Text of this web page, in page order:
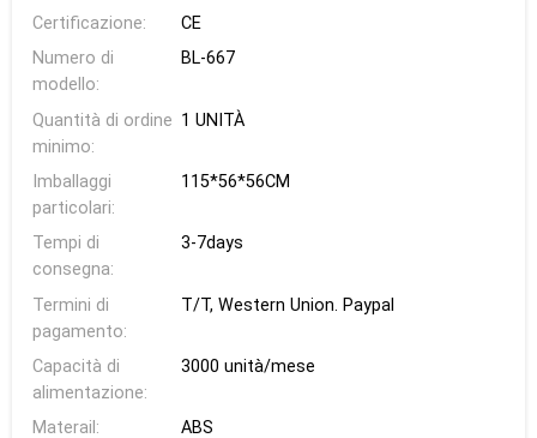
Certificazione:
CE
Numero di
modello:
BL-667
Quantità di ordine
minimo:
1 UNITÀ
Imballaggi
particolari:
115*56*56CM
Tempi di
consegna:
3-7days
Termini di
pagamento:
T/T, Western Union. Paypal
Capacità di
alimentazione:
3000 unità/mese
Materail:
ABS